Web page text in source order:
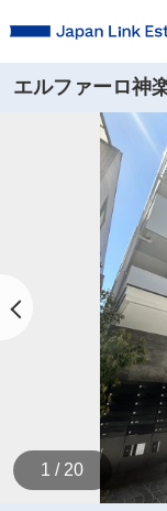
エルファーロ神
1 / 20